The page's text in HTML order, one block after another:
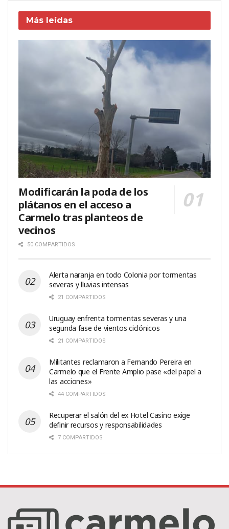
Más leídas
Modificarán la poda de los
plátanos en el acceso a
Carmelo tras planteos de
vecinos
50 COMPARTIDOS
Alerta naranja en todo Colonia por tormentas
severas y lluvias intensas
21 COMPARTIDOS
Uruguay enfrenta tormentas severas y una
segunda fase de vientos ciclónicos
21 COMPARTIDOS
Militantes reclamaron a Fernando Pereira en
Carmelo que el Frente Amplio pase «del papel a
las acciones»
44 COMPARTIDOS
Recuperar el salón del ex Hotel Casino exige
definir recursos y responsabilidades
7 COMPARTIDOS